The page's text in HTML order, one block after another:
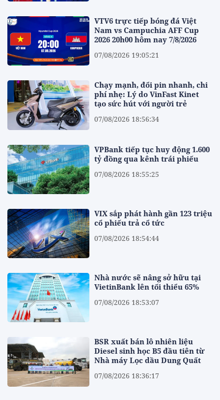
VTV6 trực tiếp bóng đá Việt
Nam vs Campuchia AFF Cup
2026 20h00 hôm nay 7/8/2026
07/08/2026 19:05:21
Chạy mạnh, đổi pin nhanh, chi
phí nhẹ: Lý do VinFast Kinet
tạo sức hút với người trẻ
07/08/2026 18:56:34
VPBank tiếp tục huy động 1.600
tỷ đồng qua kênh trái phiếu
07/08/2026 18:55:25
VIX sắp phát hành gần 123 triệu
cổ phiếu trả cổ tức
07/08/2026 18:54:44
Nhà nước sẽ nâng sở hữu tại
VietinBank lên tối thiểu 65%
07/08/2026 18:53:07
BSR xuất bán lô nhiên liệu
Diesel sinh học B5 đầu tiên từ
Nhà máy Lọc dầu Dung Quất
07/08/2026 18:36:17